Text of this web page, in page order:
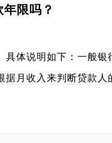
限吗？
具体说明如下：一般
据月收入来判断贷款